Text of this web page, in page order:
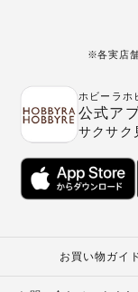
※各実店
ホビーラホ
公式ア
サクサク
お買い物ガイ